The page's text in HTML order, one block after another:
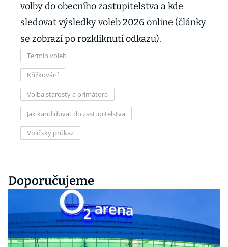
volby do obecního zastupitelstva a kde
sledovat výsledky voleb 2026 online (články
se zobrazí po rozkliknutí odkazu).
Termín voleb
Křížkování
Volba starosty a primátora
Jak kandidovat do zastupitelstva
Voličský průkaz
Doporučujeme